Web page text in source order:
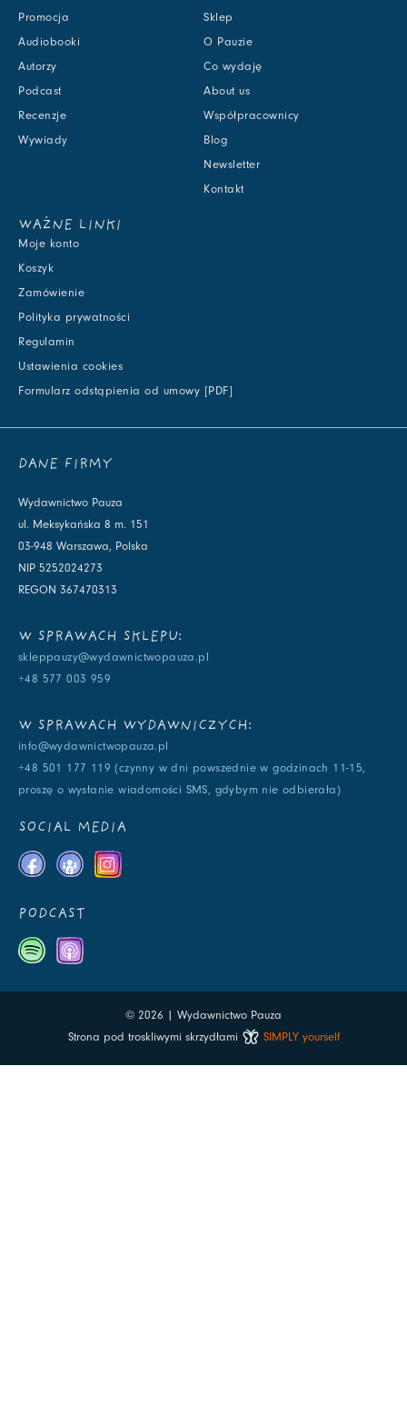
Promocja
Audiobooki
Autorzy
Podcast
Recenzje
Wywiady
Sklep
O Pauzie
Co wydaję
About us
Współpracownicy
Blog
Newsletter
Kontakt
WAŻNE LINKI
Moje konto
Koszyk
Zamówienie
Polityka prywatności
Regulamin
Ustawienia cookies
Formularz odstąpienia od umowy [PDF]
DANE FIRMY
Wydawnictwo Pauza
ul. Meksykańska 8 m. 151
03-948 Warszawa, Polska
NIP 5252024273
REGON 367470313
W SPRAWACH SKLEPU:
skleppauzy@wydawnictwopauza.pl
+48 577 003 959
W SPRAWACH WYDAWNICZYCH:
info@wydawnictwopauza.pl
+48 501 177 119 (czynny w dni powszednie w godzinach 11-15,
proszę o wysłanie wiadomości SMS, gdybym nie odbierała)
SOCIAL MEDIA
PODCAST
© 2026 | Wydawnictwo Pauza
Strona pod troskliwymi skrzydłami
SIMPLY yourself